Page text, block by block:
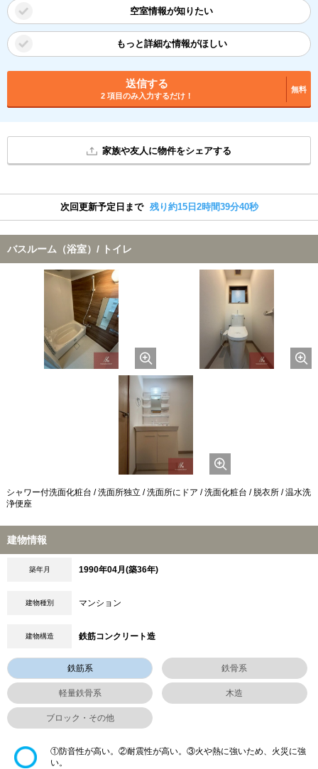
空室情報が知りたい
もっと詳細な情報がほしい
送信する
2 項目のみ入力するだけ！
無料
家族や友人に物件をシェアする
次回更新予定日まで 残り約15日2時間39分40秒
バスルーム（浴室）/ トイレ
シャワー付洗面化粧台 / 洗面所独立 / 洗面所にドア / 洗面化粧台 / 脱衣所 / 温水洗
浄便座
建物情報
築年月 1990年04月(築36年)
建物種別 マンション
建物構造 鉄筋コンクリート造
鉄筋系 鉄骨系
軽量鉄骨系 木造
ブロック・その他
①防音性が高い。②耐震性が高い。③火や熱に強いため、火災に強
い。